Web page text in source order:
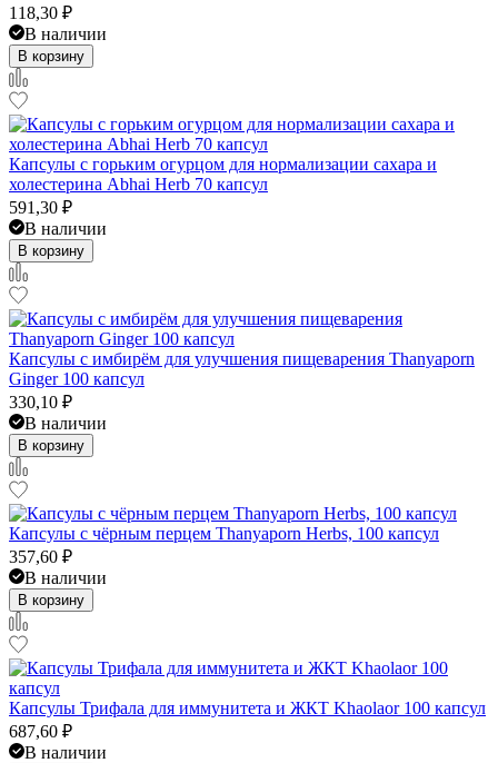
118,30 ₽
В наличии
В корзину
Капсулы с горьким огурцом для нормализации сахара и
холестерина Abhai Herb 70 капсул
591,30 ₽
В наличии
В корзину
Капсулы с имбирём для улучшения пищеварения Thanyaporn
Ginger 100 капсул
330,10 ₽
В наличии
В корзину
Капсулы с чёрным перцем Thanyaporn Herbs, 100 капсул
357,60 ₽
В наличии
В корзину
Капсулы Трифала для иммунитета и ЖКТ Khaolaor 100 капсул
687,60 ₽
В наличии